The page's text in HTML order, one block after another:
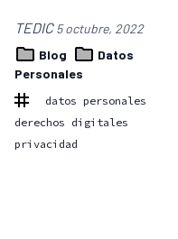
TEDIC5 octubre, 2022
Blog
Datos
Personales
datos personales
derechos digitales
privacidad